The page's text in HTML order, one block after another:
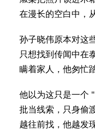
在漫长的空白中，
孙子晓伟原本对这
只想找到传闻中在
瞒着家人，他匆忙
他以为这只是一个
批当线索，只身偷
越往前找，他越发